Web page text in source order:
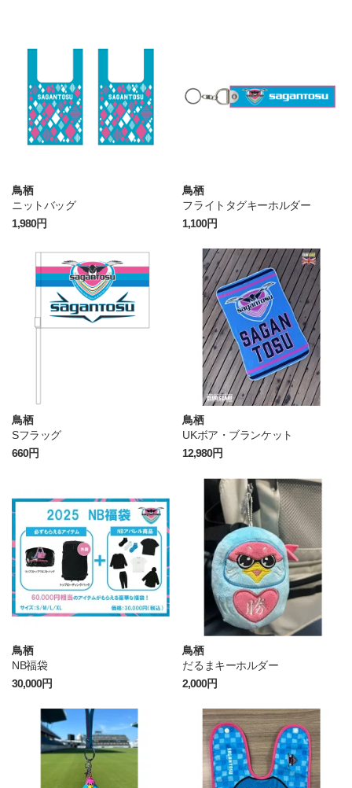
鳥栖
ニットバッグ
1,980円
鳥栖
フライトタグキーホルダー
1,100円
鳥栖
Sフラッグ
660円
鳥栖
UKボア・ブランケット
12,980円
鳥栖
NB福袋
30,000円
鳥栖
だるまキーホルダー
2,000円